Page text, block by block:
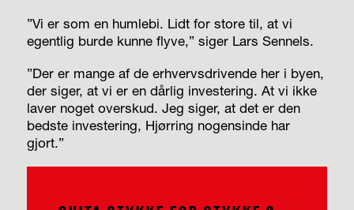
”Vi er som en humlebi. Lidt for store til, at vi
egentlig burde kunne flyve,” siger Lars Sennels.
”Der er mange af de erhvervsdrivende her i byen,
der siger, at vi er en dårlig investering. At vi ikke
laver noget overskud. Jeg siger, at det er den
bedste investering, Hjørring nogensinde har
gjort.”